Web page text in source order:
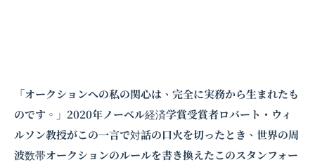
「オークションへの私の関心は、完全に実務から生まれたも
のです。」2020年ノーベル経済学賞受賞者ロバート・ウィ
ルソン教授がこの一言で対話の口火を切ったとき、世界の周
波数帯オークションのルールを書き換えたこのスタンフォー